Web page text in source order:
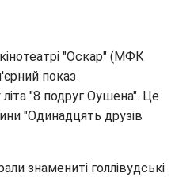
"Оскар" (МФК
показ
літа "8 подруг Оушена". Це
"Одинадцять друзів
знамениті голлівудські